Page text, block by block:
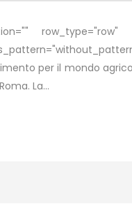
row_type="row"
per il mondo
La...